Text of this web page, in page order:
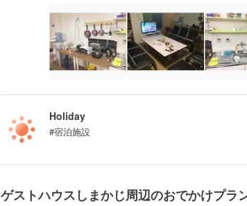
Holiday
#宿泊施設
ゲストハウスしまかじ周辺のおでかけプラ